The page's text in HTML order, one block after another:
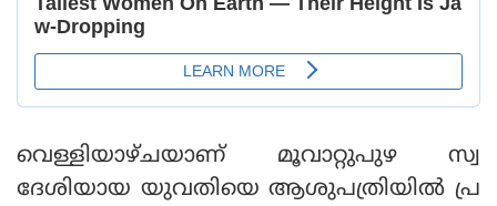
വെള്ളിയാഴ്ചയാണ് മൂവാറ്റുപുഴ സ്വ
ദേശിയായ യുവതിയെ ആശുപത്രിയില്‍ പ്ര